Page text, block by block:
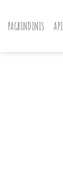
PAGRINDINIS